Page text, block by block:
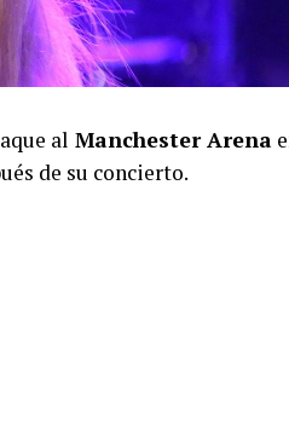
al Manchester Arena
de su concierto.